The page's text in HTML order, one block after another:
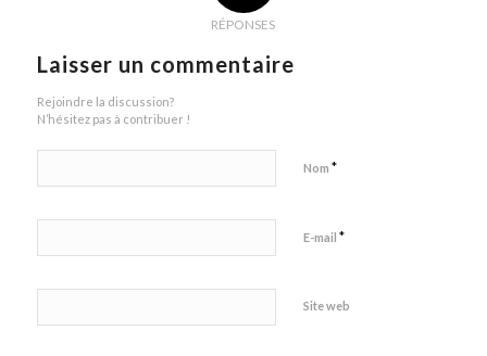
RÉPONSES
Laisser un commentaire
Rejoindre la discussion?
N’hésitez pas à contribuer !
Nom *
E-mail *
Site web